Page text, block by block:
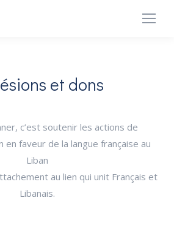
et dons
c’est soutenir les actions de
en faveur de la langue française au
Liban
au lien qui unit Français et
Libanais.